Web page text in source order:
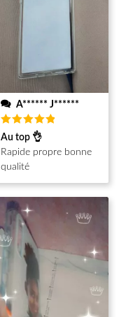
A****** J******
Note5
sur 5
Au top 👌
Rapide propre bonne
qualité